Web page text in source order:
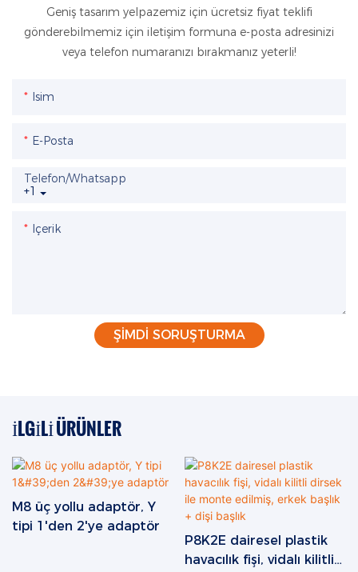
Geniş tasarım yelpazemiz için ücretsiz fiyat teklifi
gönderebilmemiz için iletişim formuna e-posta adresinizi
veya telefon numaranızı bırakmanız yeterli!
Isim
E-Posta
+1
Telefon/whatsapp
Içerik
ŞIMDI SORUŞTURMA
İLGILI ÜRÜNLER
M8 üç yollu adaptör, Y
tipi 1'den 2'ye adaptör
P8K2E dairesel plastik
havacılık fişi, vidalı kilitli